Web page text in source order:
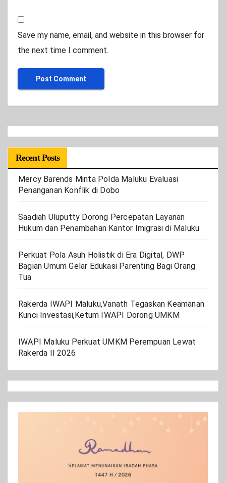
Save my name, email, and website in this browser for
the next time I comment.
Recent Posts
Mercy Barends Minta Polda Maluku Evaluasi
Penanganan Konflik di Dobo
Saadiah Uluputty Dorong Percepatan Layanan
Hukum dan Penambahan Kantor Imigrasi di Maluku
Perkuat Pola Asuh Holistik di Era Digital, DWP
Bagian Umum Gelar Edukasi Parenting Bagi Orang
Tua
Rakerda IWAPI Maluku,Vanath Tegaskan Keamanan
Kunci Investasi,Ketum IWAPI Dorong UMKM
IWAPI Maluku Perkuat UMKM Perempuan Lewat
Rakerda II 2026